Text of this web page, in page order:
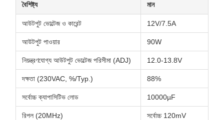
বৈশিষ্ট্য মান
আউটপুট ভোল্টেজ ও কারেন্ট 12V/7.5A
আউটপুট পাওয়ার 90W
নিয়ন্ত্রণযোগ্য আউটপুট ভোল্টেজ পরিসীমা (ADJ) 12.0-13.8V
দক্ষতা (230VAC, %/Typ.) 88%
সর্বোচ্চ ক্যাপাসিটিভ লোড 10000µF
রিপল (20MHz) সর্বোচ্চ 120mV